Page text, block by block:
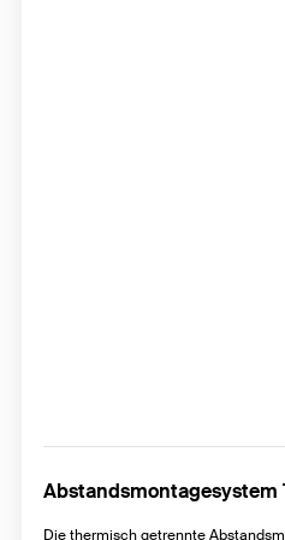
Abstandsmontagesystem
Die thermisch getrennte